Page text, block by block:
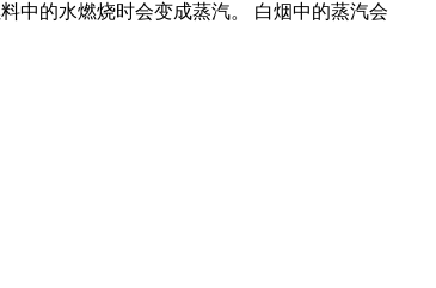
中的水燃烧时会变成蒸汽。 白烟中的蒸汽会